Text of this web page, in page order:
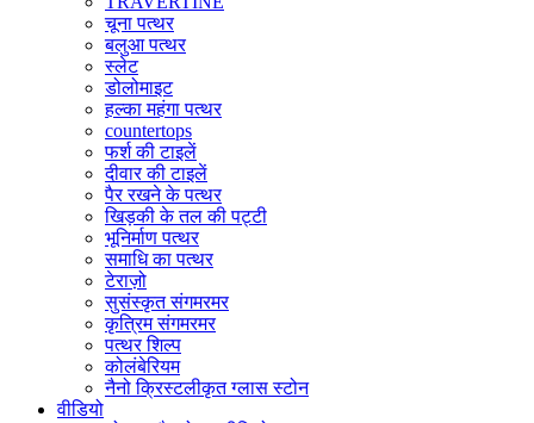
चूना पत्थर
बलुआ पत्थर
स्लेट
डोलोमाइट
हल्का महंगा पत्थर
countertops
फर्श की टाइलें
दीवार की टाइलें
पैर रखने के पत्थर
खिड़की के तल की पट्टी
भूनिर्माण पत्थर
समाधि का पत्थर
टेराज़ो
सुसंस्कृत संगमरमर
कृत्रिम संगमरमर
पत्थर शिल्प
कोलंबेरियम
नैनो क्रिस्टलीकृत ग्लास स्टोन
वीडियो